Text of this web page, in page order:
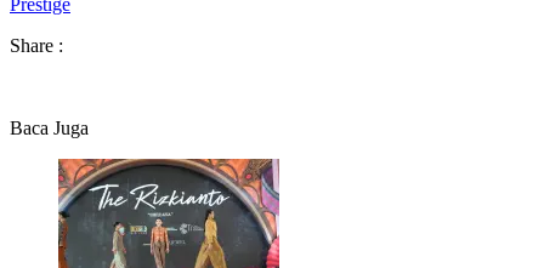
Prestige
Share :
Baca Juga